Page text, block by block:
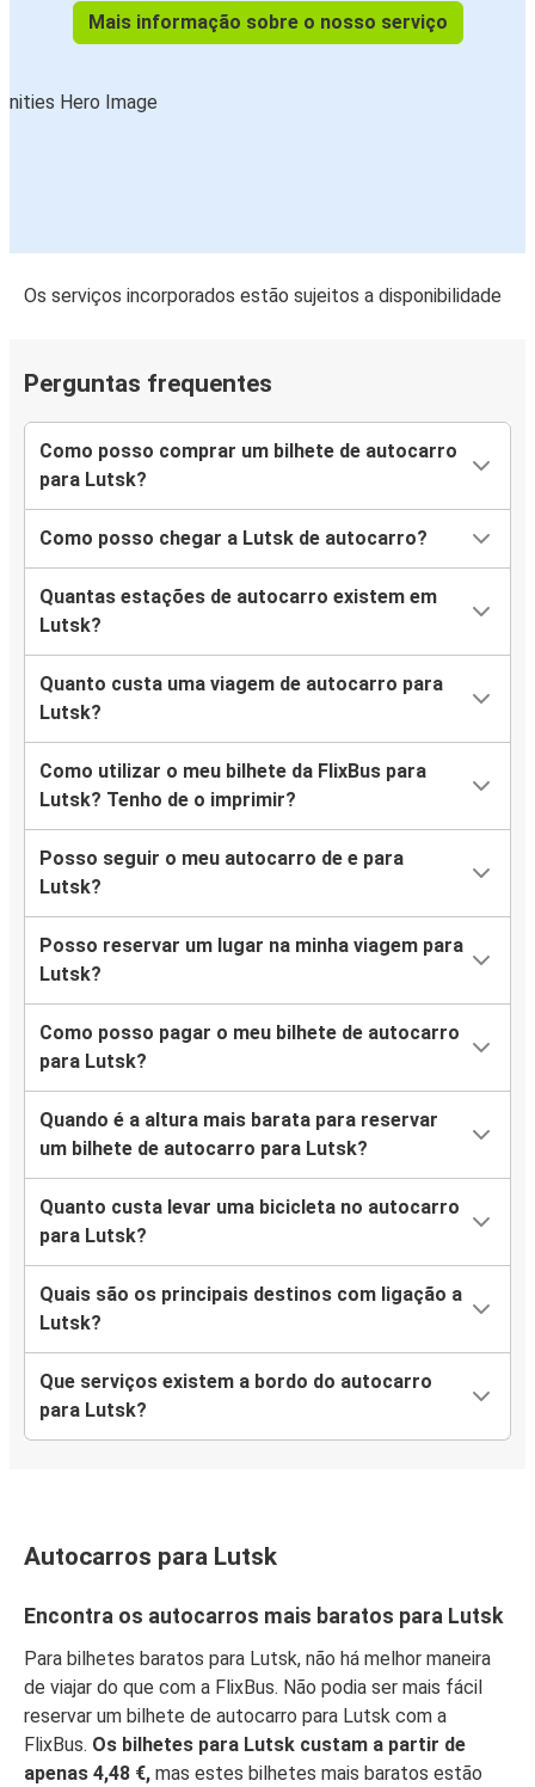
Mais informação sobre o nosso serviço
Os serviços incorporados estão sujeitos a disponibilidade
Perguntas frequentes
Como posso comprar um bilhete de autocarro
para Lutsk?
Como posso chegar a Lutsk de autocarro?
Quantas estações de autocarro existem em
Lutsk?
Quanto custa uma viagem de autocarro para
Lutsk?
Como utilizar o meu bilhete da FlixBus para
Lutsk? Tenho de o imprimir?
Posso seguir o meu autocarro de e para
Lutsk?
Posso reservar um lugar na minha viagem para
Lutsk?
Como posso pagar o meu bilhete de autocarro
para Lutsk?
Quando é a altura mais barata para reservar
um bilhete de autocarro para Lutsk?
Quanto custa levar uma bicicleta no autocarro
para Lutsk?
Quais são os principais destinos com ligação a
Lutsk?
Que serviços existem a bordo do autocarro
para Lutsk?
Autocarros para Lutsk
Encontra os autocarros mais baratos para Lutsk
Para bilhetes baratos para Lutsk, não há melhor maneira
de viajar do que com a FlixBus. Não podia ser mais fácil
reservar um bilhete de autocarro para Lutsk com a
FlixBus. Os bilhetes para Lutsk custam a partir de
apenas 4,48 €, mas estes bilhetes mais baratos estão